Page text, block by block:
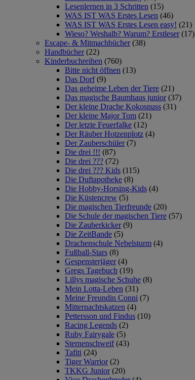
Lesenlernen in 3 Schritten (15)
WAS IST WAS Erstes Lesen (46)
WAS IST WAS Erstes Lesen easy! (21)
Wieso? Weshalb? Warum? Erstleser (17)
Escape- & Mitmachbücher (38)
Handbücher (22)
Kinderbuchreihen (760)
Bitte nicht öffnen (13)
Das Dorf (9)
Das geheime Leben der Tiere (21)
Das magische Baumhaus junior (37)
Der kleine Drache Kokosnuss (31)
Der kleine Major Tom (21)
Der letzte Feuerfalke (12)
Der Räuber Hotzenplotz (4)
Der Zauberschüler (7)
Die drei !!! (87)
Die drei ??? (72)
Die drei ??? Kids (115)
Die Duftapotheke (8)
Die Hobby-Horsing-Kids (4)
Die Küstencrew (5)
Die magischen Tierfreunde (20)
Die Schule der magischen Tiere (57)
Die Zauberkicker (9)
Die ZeitBande (5)
Drachenschule Nebelsturm (4)
Fußball-Stars (8)
Gespensterjäger (4)
Gregs Tagebuch (19)
Lillys magische Schuhe (8)
Mein Lotta-Leben (31)
Meine Freundin Conni (7)
Mitternachtskatzen (4)
Pettersson und Findus (10)
Racing Legends (2)
Ruby Fairygale (5)
Sternenschweif (43)
Tafiti (24)
Tiger Warrior (2)
TKKG Junior (20)